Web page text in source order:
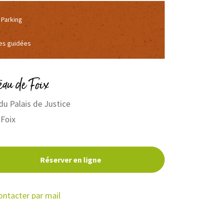
Tourisme – Stéphane Meurisse
Parking
guidées
de Foix
Palais de Justice
Foix
Réserver en ligne
par mail